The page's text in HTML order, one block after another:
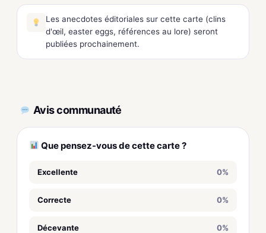
Les anecdotes éditoriales sur cette carte (clins
d'œil, easter eggs, références au lore) seront
publiées prochainement.
Avis communauté
Que pensez-vous de cette carte ?
Excellente 0%
Correcte 0%
Décevante 0%